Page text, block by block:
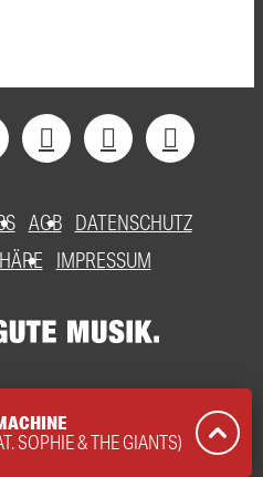
AGB DATENSCHUTZ
IMPRESSUM
SOPHIE & THE GIANTS)